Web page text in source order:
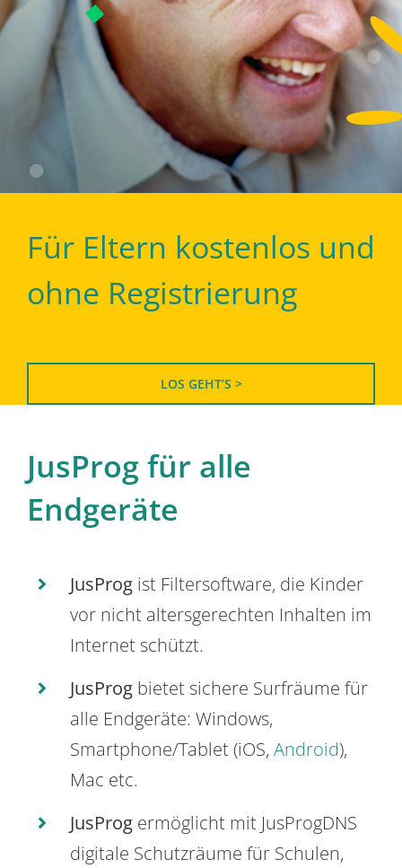
Für Eltern kostenlos und
ohne Registrierung
LOS GEHT’S >
JusProg für alle
Endgeräte
JusProg ist Filtersoftware, die Kinder
vor nicht altersgerechten Inhalten im
Internet schützt.
JusProg bietet sichere Surfräume für
alle Endgeräte: Windows,
Smartphone/Tablet (iOS, Android),
Mac etc.
JusProg ermöglicht mit JusProgDNS
digitale Schutzräume für Schulen,